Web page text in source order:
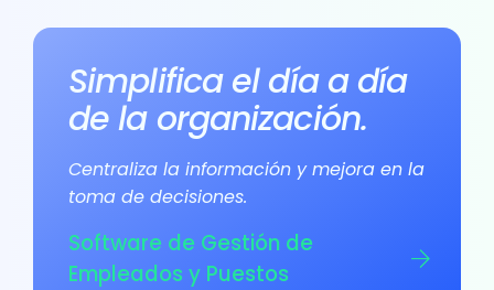
Simplifica el día a día
de la organización.
Centraliza la información y mejora en la
toma de decisiones.
Software de Gestión de
Empleados y Puestos